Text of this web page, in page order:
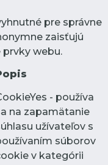
pre správne
zaisťujú
webu.
- používa
na zapamätanie
užívateľov s
súborov
v kategórii